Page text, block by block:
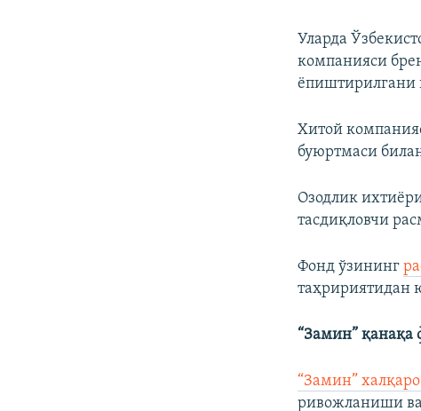
Уларда
компанияси
ëпиштирилгани
Хитой
буюртмаси
Озодлик
тасдиқловчи
Фонд ўзининг
таҳририятидан
“Замин” қанақа
“Замин”
ривожланиши